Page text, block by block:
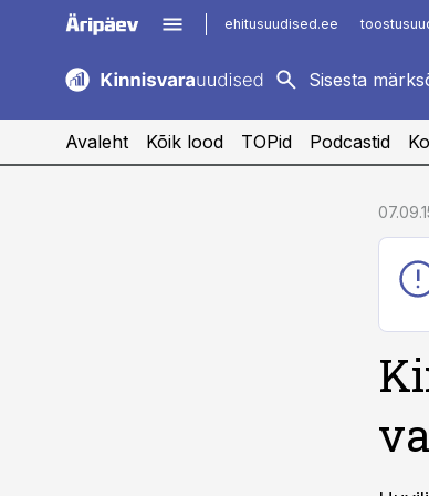
ehitusuudised.ee
kaubandus.ee
logistikauudised.ee
imelineajalugu.ee
Avaleht Kõik lood TOPid Podcastid